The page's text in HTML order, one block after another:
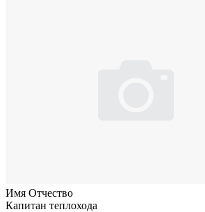
Имя Отчество
Капитан теплохода